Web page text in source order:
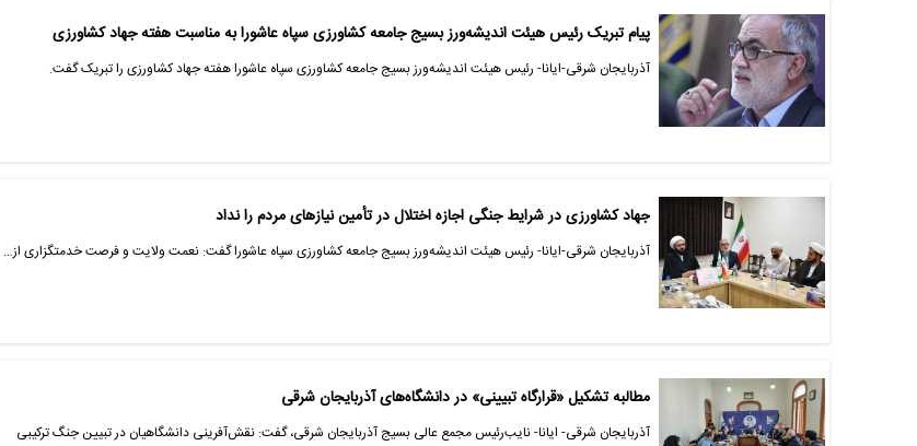
پیام تبریک رئیس هیئت اندیشه‌ورز بسیج جامعه کشاورزی سپاه عاشورا به مناسبت هفته جهاد کشاورزی
آذربایجان شرقی-ایانا- رئیس هیئت اندیشه‌ورز بسیج جامعه کشاورزی سپاه عاشورا هفته جهاد کشاورزی را تبریک گفت.
جهاد کشاورزی در شرایط جنگی اجازه اختلال در تأمین نیازهای مردم را نداد
آذربایجان شرقی-ایانا- رئیس هیئت اندیشه‌ورز بسیج جامعه کشاورزی سپاه عاشورا گفت: نعمت ولایت و فرصت خدمتگزاری از…
مطالبه تشکیل «قرارگاه تبیینی» در دانشگاه‌های آذربایجان شرقی
آذربایجان شرقی- ایانا- نایب‌رئیس مجمع عالی بسیج آذربایجان شرقی، گفت: نقش‌آفرینی دانشگاهیان در تبیین جنگ ترکیبی